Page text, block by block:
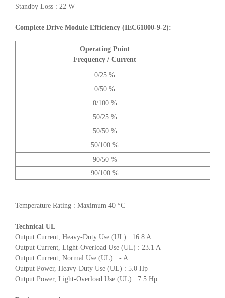
Standby Loss : 22 W
Complete Drive Module Efficiency (IEC61800-9-2):
Operating Point
Frequency / Current
0/25 %
0/50 %
0/100 %
50/25 %
50/50 %
50/100 %
90/50 %
90/100 %
Temperature Rating : Maximum 40 °C
Technical UL
Output Current, Heavy-Duty Use (UL) : 16.8 A
Output Current, Light-Overload Use (UL) : 23.1 A
Output Current, Normal Use (UL) : - A
Output Power, Heavy-Duty Use (UL) : 5.0 Hp
Output Power, Light-Overload Use (UL) : 7.5 Hp